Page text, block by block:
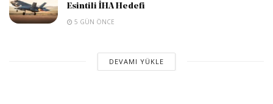
Esintili İHA Hedefi
5 GÜN ÖNCE
DEVAMI YÜKLE